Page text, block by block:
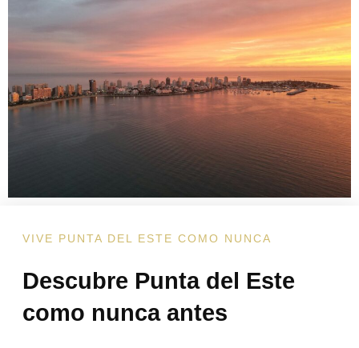
VIVE PUNTA DEL ESTE COMO NUNCA
Descubre Punta del Este
como nunca antes